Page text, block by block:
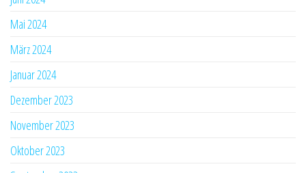
Mai 2024
März 2024
Januar 2024
Dezember 2023
November 2023
Oktober 2023